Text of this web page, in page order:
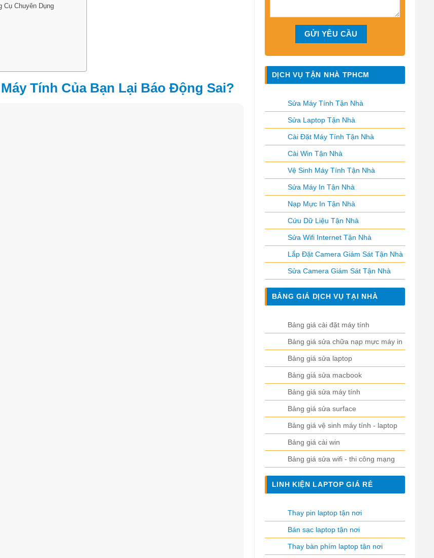
Cụ Chuyên Dụng
Tính Của Bạn Lại Báo Động Sai?
DỊCH VỤ TẬN NHÀ TPHCM
Sửa Máy Tính Tận Nhà
Sửa Laptop Tận Nhà
Cài Đặt Máy Tính Tận Nhà
Cài Win Tận Nhà
Vệ Sinh Máy Tính Tận Nhà
Sửa Máy In Tận Nhà
Nạp Mực In Tận Nhà
Cứu Dữ Liệu Tận Nhà
Sửa Wifi Internet Tận Nhà
Lắp Đặt Camera Giám Sát Tận Nhà
Sửa Camera Giám Sát Tận Nhà
BẢNG GIÁ DỊCH VỤ TẠI NHÀ
Bảng giá cài đặt máy tính
Bảng giá sửa chữa nạp mực máy in
Bảng giá sửa laptop
Bảng giá sửa macbook
Bảng giá sửa máy tính
Bảng giá sửa surface
Bảng giá vệ sinh máy tính - laptop
Bảng giá cài win
Bảng giá sửa wifi - thi công mạng
LINH KIỆN LAPTOP GIÁ RẺ
Thay pin laptop tận nơi
Bán sạc laptop tận nơi
Thay bàn phím laptop tận nơi